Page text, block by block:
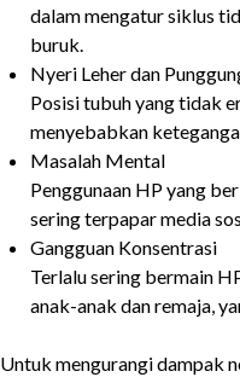
dalam mengatur siklus
buruk.
Nyeri Leher dan
Posisi tubuh yang tidak
menyebabkan
Masalah Mental
Penggunaan HP yang
sering terpapar media
Gangguan Konsentrasi
Terlalu sering bermain
anak-anak dan remaja,
Untuk mengurangi dampak